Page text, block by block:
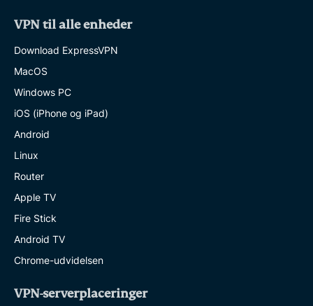
VPN til alle enheder
Download ExpressVPN
MacOS
Windows PC
iOS (iPhone og iPad)
Android
Linux
Router
Apple TV
Fire Stick
Android TV
Chrome-udvidelsen
VPN-serverplaceringer